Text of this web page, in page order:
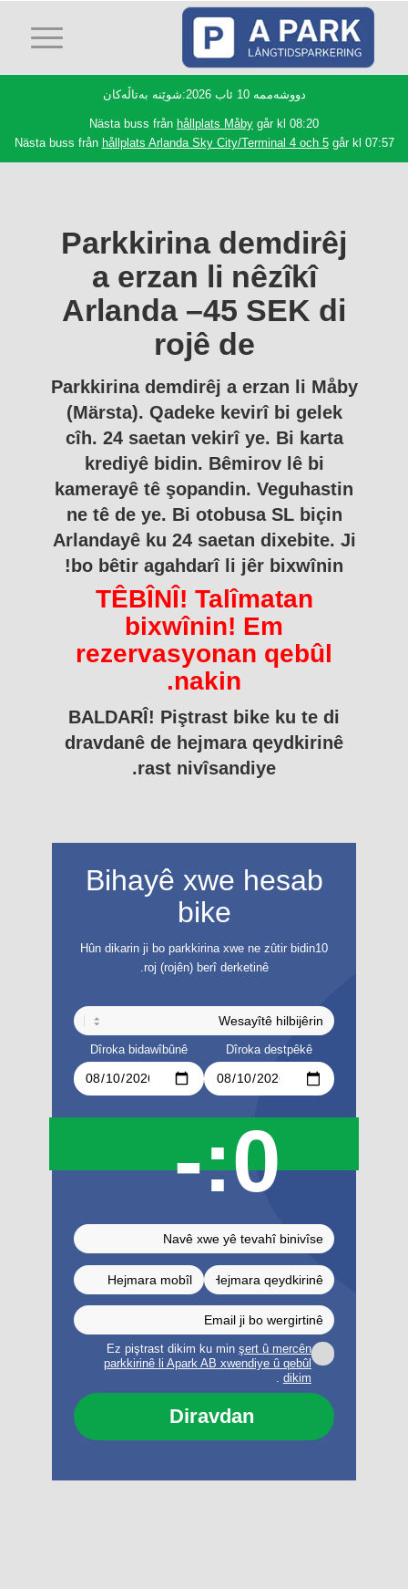
دووشەممە 10 ئاب 2026:شوێنە بەتاڵەکان
Nästa buss från hållplats Måby går kl 08:20
Nästa buss från hållplats Arlanda Sky City/Terminal 4 och 5går kl 07:57
Parkkirina demdirêj
a erzan li nêzîkî
Arlanda –45 SEK di
rojê de
Parkkirina demdirêj a erzan li Måby
(Märsta). Qadeke kevirî bi gelek
cîh. 24 saetan vekirî ye. Bi karta
krediyê bidin. Bêmirov lê bi
kamerayê tê şopandin. Veguhastin
ne tê de ye. Bi otobusa SL biçin
Arlandayê ku 24 saetan dixebite. Ji
bo bêtir agahdarî li jêr bixwînin!
TÊBÎNÎ! Talîmatan
bixwînin! Em
rezervasyonan qebûl
nakin.
BALDARÎ! Piştrast bike ku te di
dravdanê de hejmara qeydkirinê
rast nivîsandiye.
Bihayê xwe hesab
bike
Hûn dikarin ji bo parkkirina xwe ne zûtir bidin10
roj (rojên) berî derketinê.
Dîroka destpêkê
Dîroka bidawîbûnê
0:-
Ez piştrast dikim ku min şert û mercên
parkkirinê li Apark AB xwendiye û qebûl
dikim
.
Diravdan